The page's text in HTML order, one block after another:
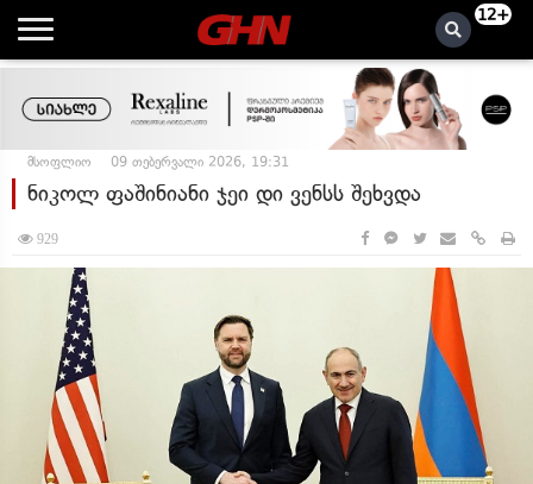
12+
მსოფლიო 09 თებერვალი 2026, 19:31
ნიკოლ ფაშინიანი ჯეი დი ვენსს შეხვდა
929